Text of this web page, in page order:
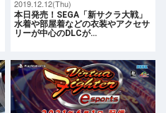
2019.12.12(Thu)
本日発売！SEGA「新サクラ大戦」
水着や部屋着などの衣装やアクセサ
リーが中心のDLCが…